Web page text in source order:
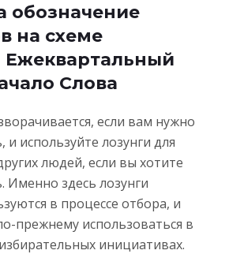
обозначение
на схеме
Ежеквартальный
Слова
если вам нужно
и используйте лозунги для
людей, если вы хотите
Именно здесь лозунги
в процессе отбора, и
прежнему использоваться в
инициативах.